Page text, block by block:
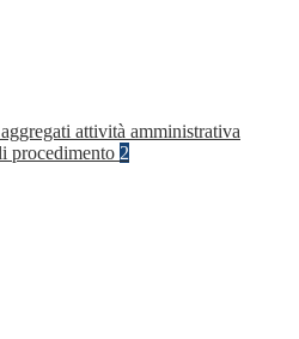
attività amministrativa
procedimento 2